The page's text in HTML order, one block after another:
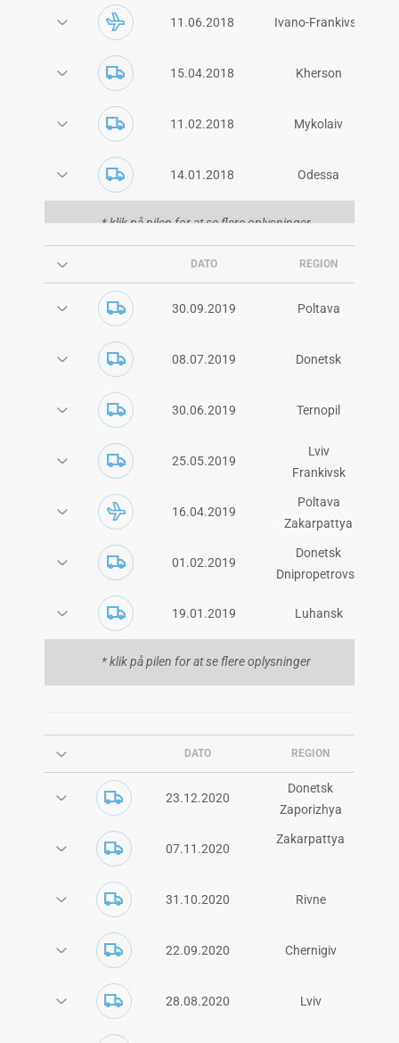
11.06.2018 Ivano-Frankivsk
15.04.2018 Kherson
11.02.2018 Mykolaiv
14.01.2018 Odessa
* klik på pilen for at se flere oplysninger
DATO REGION
30.09.2019 Poltava
08.07.2019 Donetsk
30.06.2019 Ternopil
25.05.2019
Lviv
Frankivsk
16.04.2019
Poltava
Zakarpattya
Frankivsk
Kirovograd
01.02.2019
Donetsk
Dnipropetrovsk
19.01.2019
Luhansk
* klik på pilen for at se flere oplysninger
DATO REGION
23.12.2020
Donetsk
Zaporizhya
07.11.2020
Zakarpattya
31.10.2020 Rivne
22.09.2020 Chernigiv
28.08.2020 Lviv